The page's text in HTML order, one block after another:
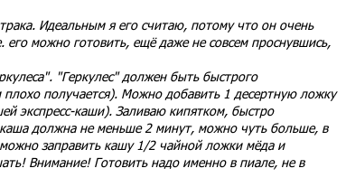
Идеальным я его считаю, потому что он очень
его можно готовить, ещё даже не совсем проснувшись,
"Геркулес" должен быть быстрого
получается). Можно добавить 1 десертную ложку
экспресс-каши). Заливаю кипятком, быстро
должна не меньше 2 минут, можно чуть больше, в
заправить кашу 1/2 чайной ложки мёда и
Внимание! Готовить надо именно в пиале, не в